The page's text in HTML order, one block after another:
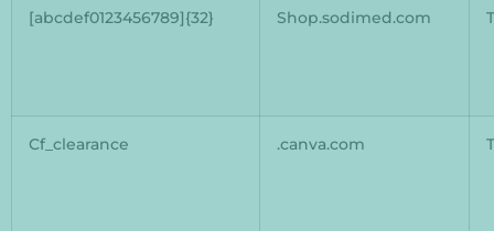
[abcdef0123456789]{32} Shop.sodimed.com
Cf_clearance .canva.com